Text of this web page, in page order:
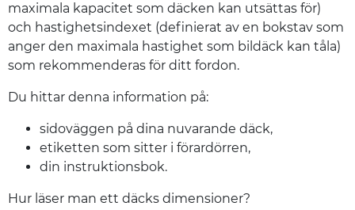
maximala kapacitet som däcken kan utsättas för)
och hastighetsindexet (definierat av en bokstav som
anger den maximala hastighet som bildäck kan tåla)
som rekommenderas för ditt fordon.
Du hittar denna information på:
sidoväggen på dina nuvarande däck,
etiketten som sitter i förardörren,
din instruktionsbok.
Hur läser man ett däcks dimensioner?